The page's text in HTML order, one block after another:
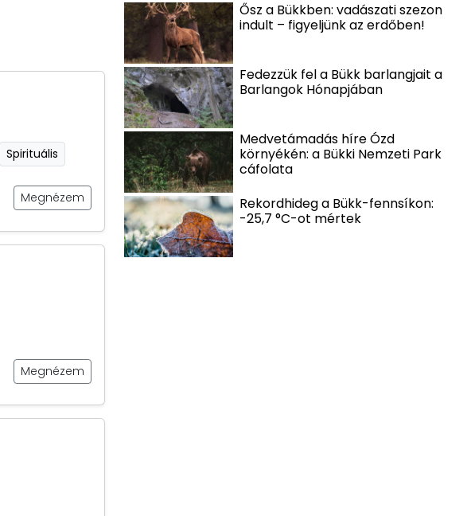
Spirituális
Megnézem
Megnézem
Ősz a Bükkben: vadászati szezon
indult – figyeljünk az erdőben!
Fedezzük fel a Bükk barlangjait a
Barlangok Hónapjában
Medvetámadás híre Ózd
környékén: a Bükki Nemzeti Park
cáfolata
Rekordhideg a Bükk-fennsíkon:
-25,7 °C-ot mértek